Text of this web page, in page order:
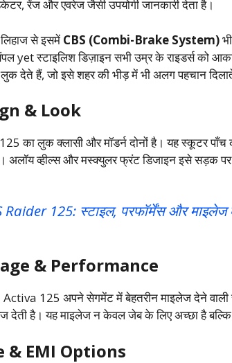
रेंज और एवरेज जैसी उपयोगी जानकारी देता है।
से इसमें CBS (Combi-Brake System)
yet स्टाइलिश डिज़ाइन सभी उम्र के राइडर्स को
लुक देते हैं, जो इसे शहर की भीड़ में भी अलग पहचान
& Look
का लुक क्लासी और मॉडर्न दोनों है। यह स्कूटर
अलॉय व्हील्स और मस्क्युलर फ्रंट डिजाइन इसे सड़क
Raider 125: स्टाइल, परफॉर्मेंस और
& Performance
125 अपने सेगमेंट में बेहतरीन माइलेज देने
देती है। यह माइलेज न केवल जेब के लिए अच्छा है
& EMI Options